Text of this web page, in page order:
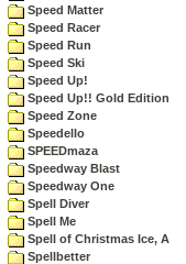
Speed Matter
Speed Racer
Speed Run
Speed Ski
Speed Up!
Speed Up!! Gold Edition
Speed Zone
Speedello
SPEEDmaza
Speedway Blast
Speedway One
Spell Diver
Spell Me
Spell of Christmas Ice, A
Spellbetter